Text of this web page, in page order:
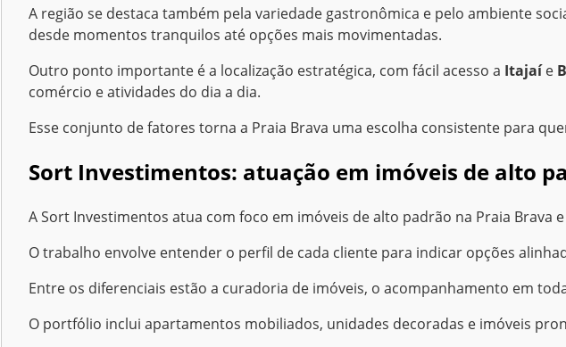
A região se destaca também pela variedade gastronômica e pelo ambiente
desde momentos tranquilos até opções mais movimentadas.
Outro ponto importante é a localização estratégica, com fácil acesso a Itajaíe
comércio e atividades do dia a dia.
Esse conjunto de fatores torna a Praia Brava uma escolha consistente para
Sort Investimentos: atuação em imóveis de alto
A Sort Investimentos atua com foco em imóveis de alto padrão na Praia
Entre os diferenciais estão a curadoria de imóveis, o acompanhamento em
O portfólio inclui apartamentos mobiliados, unidades decoradas e imóveis